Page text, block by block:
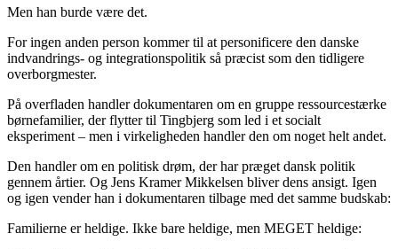
Men han burde være det.
For ingen anden person kommer til at personificere den danske
indvandrings- og integrationspolitik så præcist som den tidligere
overborgmester.
På overfladen handler dokumentaren om en gruppe ressourcestærke
børnefamilier, der flytter til Tingbjerg som led i et socialt
eksperiment – men i virkeligheden handler den om noget helt andet.
Den handler om en politisk drøm, der har præget dansk politik
gennem årtier. Og Jens Kramer Mikkelsen bliver dens ansigt. Igen
og igen vender han i dokumentaren tilbage med det samme budskab:
Familierne er heldige. Ikke bare heldige, men MEGET heldige: